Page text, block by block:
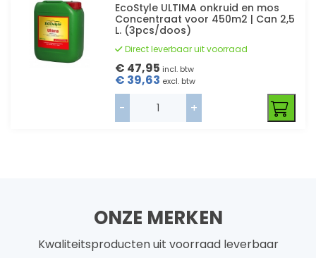
EcoStyle ULTIMA onkruid en mos
Concentraat voor 450m2 | Can 2,5
L. (3pcs/doos)
Direct leverbaar uit voorraad
€ 47,95 incl. btw
€ 39,63 excl. btw
- +
ONZE MERKEN
Kwaliteitsproducten uit voorraad leverbaar